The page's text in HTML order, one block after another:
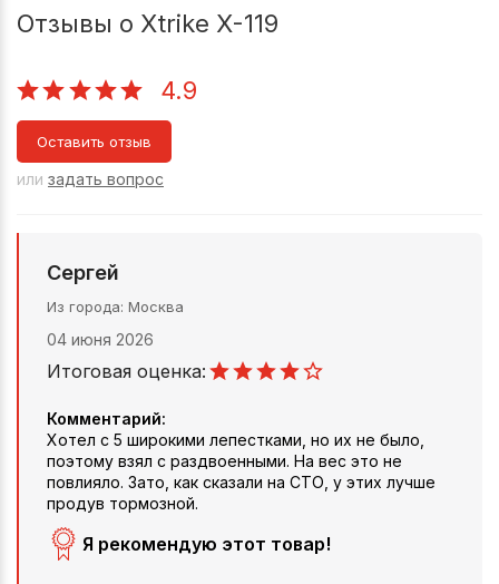
Отзывы о Xtrike X-119
4.9
Оставить отзыв
или задать вопрос
Сергей
Из города Москва
04 июня 2026
Итоговая оценка:
Комментарий:
Хотел с 5 широкими лепестками, но их не было,
поэтому взял с раздвоенными. На вес это не
повлияло. Зато, как сказали на СТО, у этих лучше
продув тормозной.
Я рекомендую этот товар!